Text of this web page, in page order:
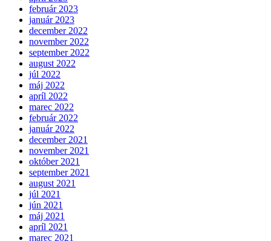
február 2023
január 2023
december 2022
november 2022
september 2022
august 2022
júl 2022
máj 2022
apríl 2022
marec 2022
február 2022
január 2022
december 2021
november 2021
október 2021
september 2021
august 2021
júl 2021
jún 2021
máj 2021
apríl 2021
marec 2021